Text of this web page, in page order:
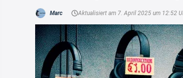
Marc Aktualisiert am 7. April 2025 um 12:52